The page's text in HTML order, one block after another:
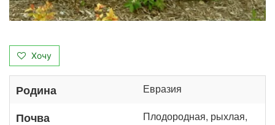
Хочу
Родина Евразия
Почва
Плодородная, рыхлая,